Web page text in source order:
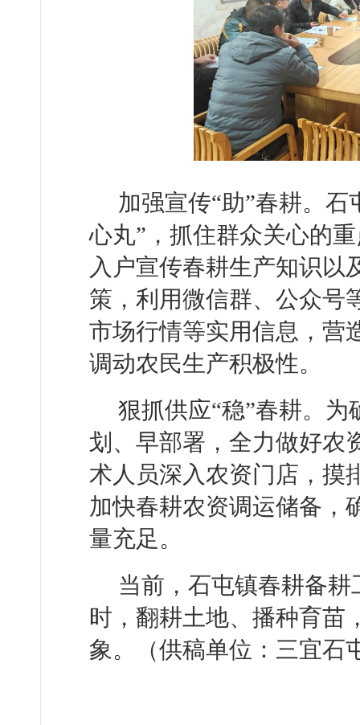
加强宣传“助”春耕。
心丸”，抓住群众关心的
入户宣传春耕生产知识以
策，利用微信群、公众号
市场行情等实用信息，营
调动农民生产积极性。
狠抓供应“稳”春耕。
划、早部署，全力做好农
术人员深入农资门店，摸
加快春耕农资调运储备，
量充足。
当前，石屯镇春耕备
时，翻耕土地、播种育苗
象。
（供稿单位：三宜石